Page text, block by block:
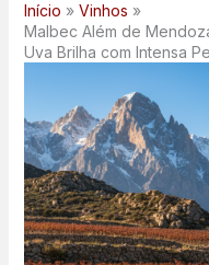
Início
Vinhos
Malbec Além de
Uva Brilha com Intensa